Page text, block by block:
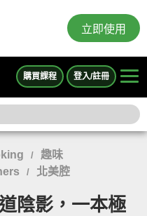
立即使用
購買課程 登入/註冊
/
趣味
/ 北美腔
陰影，一本極